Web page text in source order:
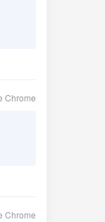
Chrome
Chrome